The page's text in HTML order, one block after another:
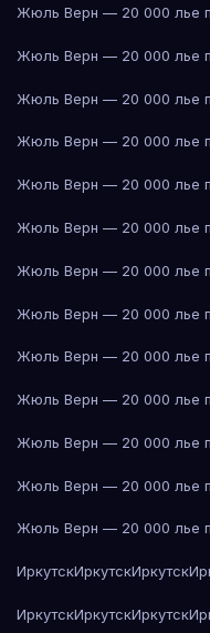
Жюль Верн — 20 000 лье
Жюль Верн — 20 000 лье
Жюль Верн — 20 000 лье
Жюль Верн — 20 000 лье
Жюль Верн — 20 000 лье
Жюль Верн — 20 000 лье
Жюль Верн — 20 000 лье
Жюль Верн — 20 000 лье
Жюль Верн — 20 000 лье
Жюль Верн — 20 000 лье
Жюль Верн — 20 000 лье
Жюль Верн — 20 000 лье
Жюль Верн — 20 000 лье
ИркутскИркутскИркутск
ИркутскИркутскИркутск